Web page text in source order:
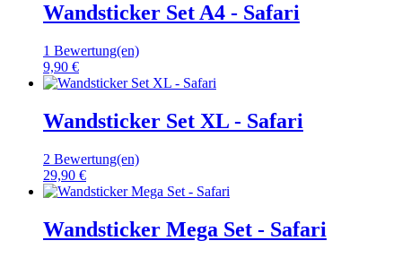
Wandsticker Set A4 - Safari
1 Bewertung(en)
9,90 €
Wandsticker Set XL - Safari
2 Bewertung(en)
29,90 €
Wandsticker Mega Set - Safari